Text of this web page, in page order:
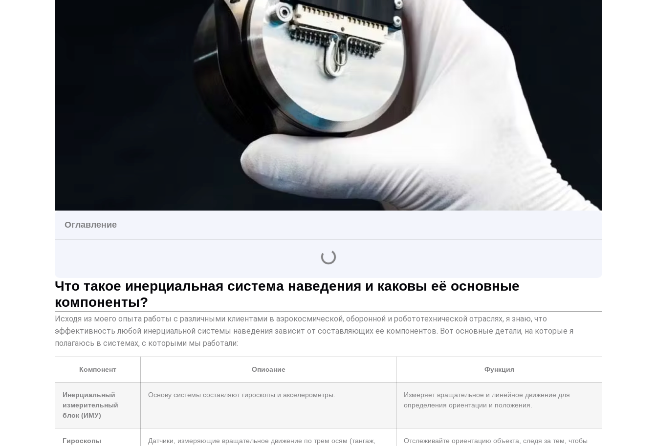
Оглавление
Что такое инерциальная система наведения и каковы её основные
компоненты?
Исходя из моего опыта работы с различными клиентами в аэрокосмической, оборонной и робототехнической отраслях, я знаю, что
эффективность любой инерциальной системы наведения зависит от составляющих её компонентов. Вот основные детали, на которые я
полагаюсь в системах, с которыми мы работали:
Компонент Описание Функция
Инерциальный
измерительный
блок (ИМУ)
Основу системы составляют гироскопы и акселерометры.
Измеряет вращательное и линейное движение для
определения ориентации и положения.
Гироскопы
Датчики, измеряющие вращательное движение по трем осям (тангаж,
Отслеживайте ориентацию объекта, следя за тем, чтобы